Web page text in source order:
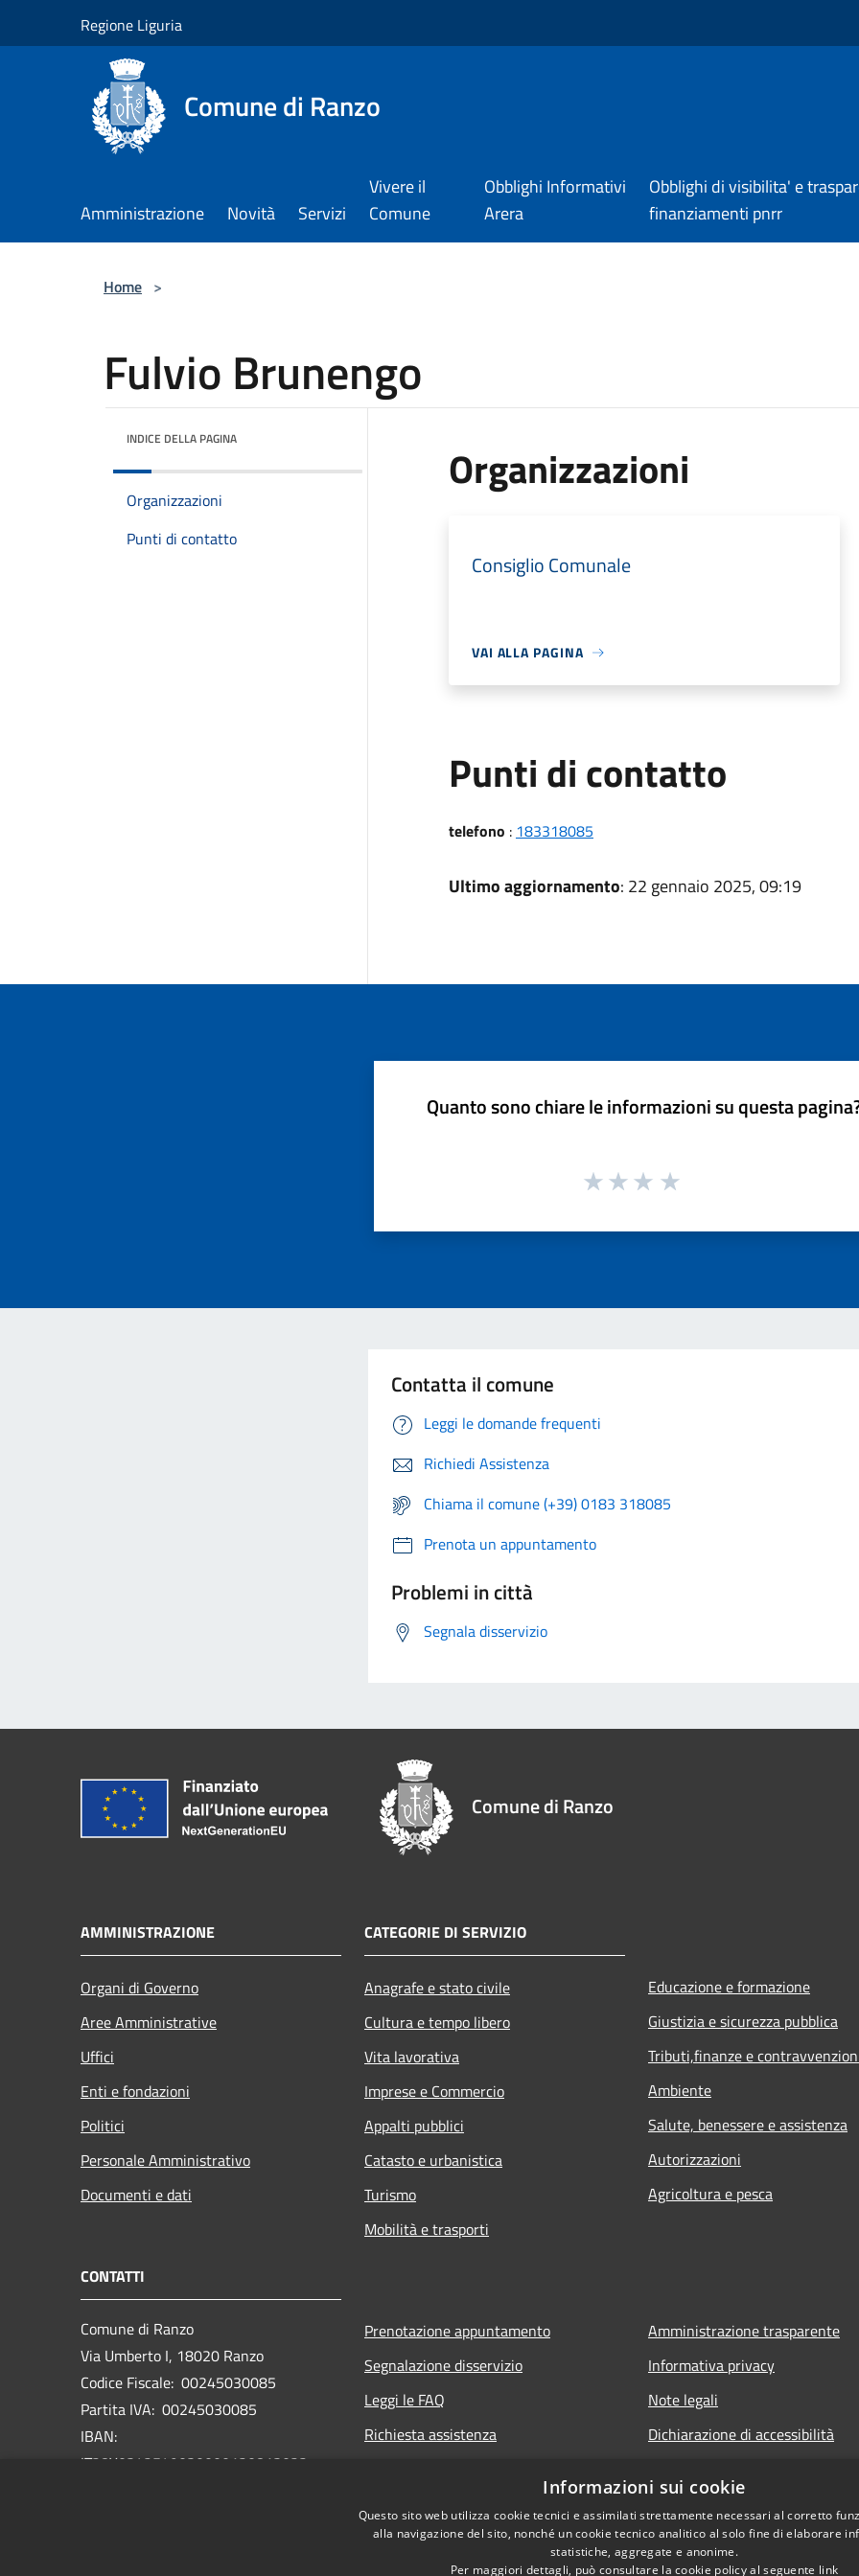
Regione Liguria
Comune di Ranzo
Amministrazione Novità Servizi
Vivere il
Comune
Obblighi Informativi
Arera
Obblighi di visibilita' e
finanziamenti pnrr
Home >
Fulvio Brunengo
INDICE DELLA PAGINA
Organizzazioni
Punti di contatto
Organizzazioni
Consiglio Comunale
VAI ALLA PAGINA
Punti di contatto
telefono : 183318085
Ultimo aggiornamento: 22 gennaio 2025, 09:19
Quanto sono chiare le informazioni su questa
Contatta il comune
Leggi le domande frequenti
Richiedi Assistenza
Chiama il comune (+39) 0183 318085
Prenota un appuntamento
Problemi in città
Segnala disservizio
Comune di Ranzo
AMMINISTRAZIONE
Organi di Governo
Aree Amministrative
Uffici
Enti e fondazioni
Politici
Personale Amministrativo
Documenti e dati
CATEGORIE DI SERVIZIO
Anagrafe e stato civile
Cultura e tempo libero
Vita lavorativa
Imprese e Commercio
Appalti pubblici
Catasto e urbanistica
Turismo
Mobilità e trasporti
Educazione e formazione
Giustizia e sicurezza pubblica
Tributi,finanze e
Ambiente
Salute, benessere e assistenza
Autorizzazioni
Agricoltura e pesca
CONTATTI
Comune di Ranzo
Via Umberto I, 18020 Ranzo
Codice Fiscale: 00245030085
Partita IVA: 00245030085
IBAN:
IT28Y0342549030000120813022
Prenotazione appuntamento
Segnalazione disservizio
Leggi le FAQ
Richiesta assistenza
Amministrazione trasparente
Informativa privacy
Note legali
Dichiarazione di accessibilità
Informazioni sui cookie
Questo sito web utilizza cookie tecnici e assimilati strettamente necessari al corretto
alla navigazione del sito, nonché un cookie tecnico analitico al solo fine di elaborare
statistiche, aggregate e anonime.
Per maggiori dettagli, può consultare la cookie policy al seguente link